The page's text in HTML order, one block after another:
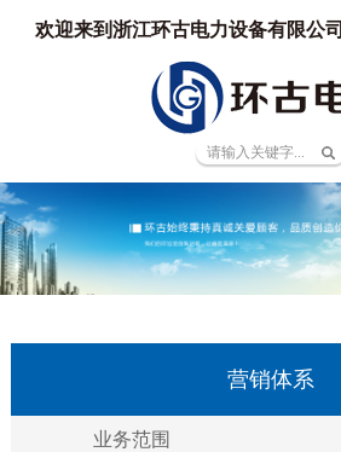
欢迎来到浙江环古电力设备有限公司
营销体系
业务范围